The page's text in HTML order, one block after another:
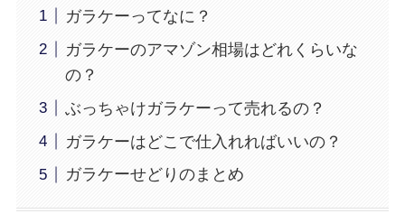
ガラケーってなに？
ガラケーのアマゾン相場はどれくらいな
の？
ぶっちゃけガラケーって売れるの？
ガラケーはどこで仕入れればいいの？
ガラケーせどりのまとめ